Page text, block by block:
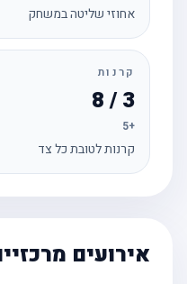
אחוזי שליטה במשחק
קרנות
3 / 8
קרנות לטובת כל צד
אירועים מרכזיים